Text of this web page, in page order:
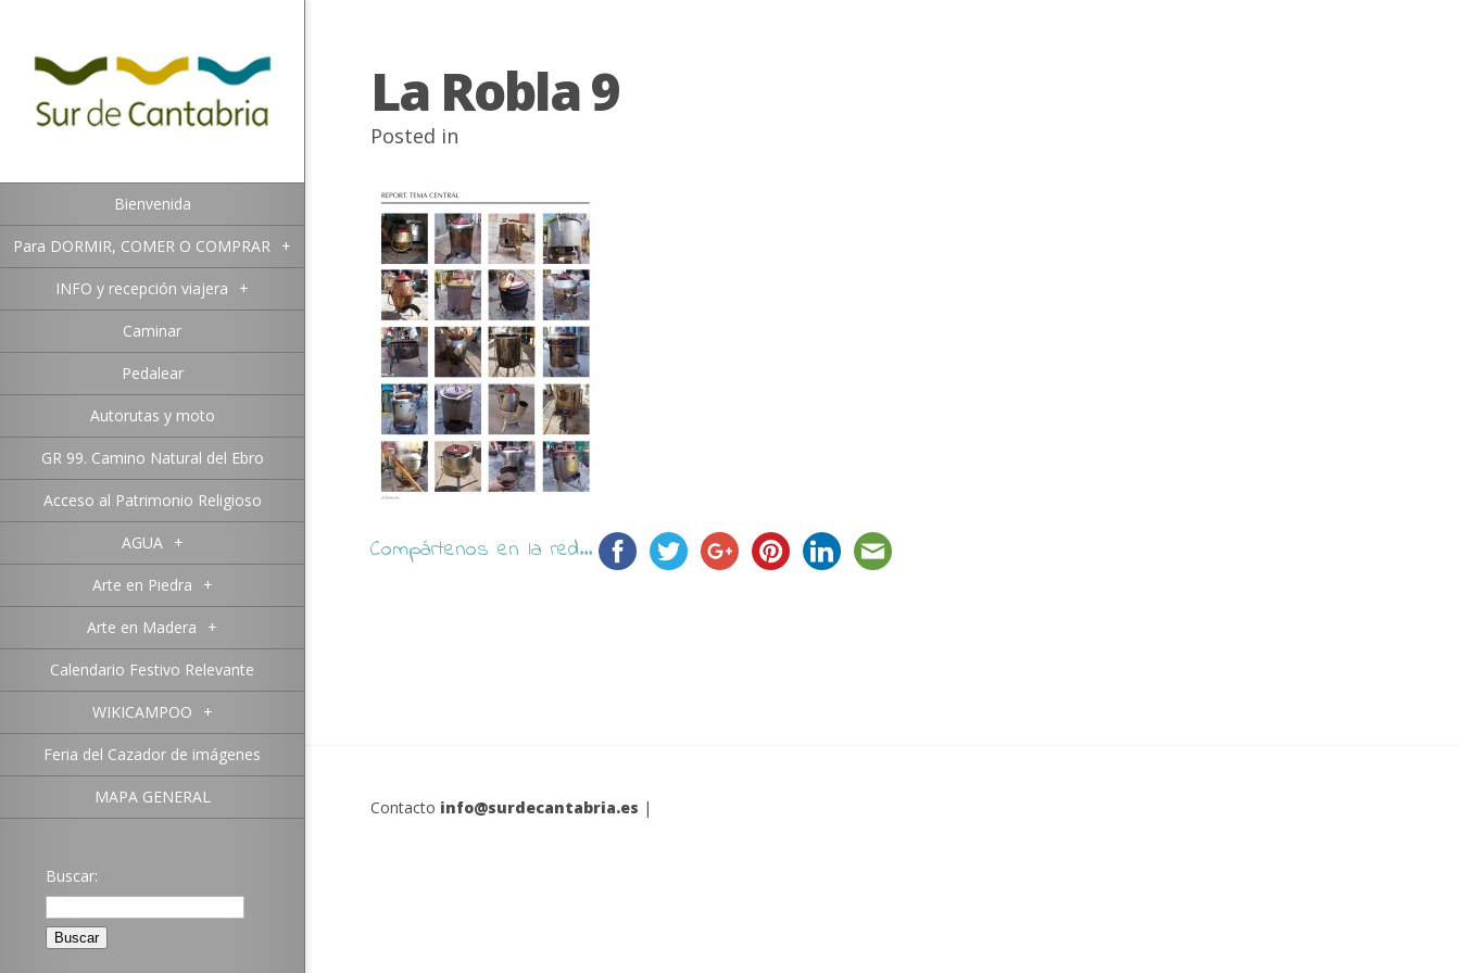
Bienvenida
Para DORMIR, COMER O COMPRAR +
INFO y recepción viajera +
Caminar
Pedalear
Autorutas y moto
GR 99. Camino Natural del Ebro
Acceso al Patrimonio Religioso
AGUA +
Arte en Piedra +
Arte en Madera +
Calendario Festivo Relevante
WIKICAMPOO +
Feria del Cazador de imágenes
MAPA GENERAL
Buscar:
La Robla 9
Posted in
Compártenos en la red...
Contacto info@surdecantabria.es |